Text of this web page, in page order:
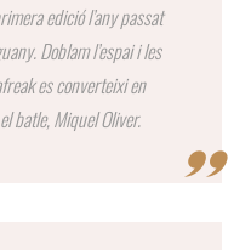
edició l’any passat
Doblam l’espai i les
es converteixi en
batle, Miquel Oliver.